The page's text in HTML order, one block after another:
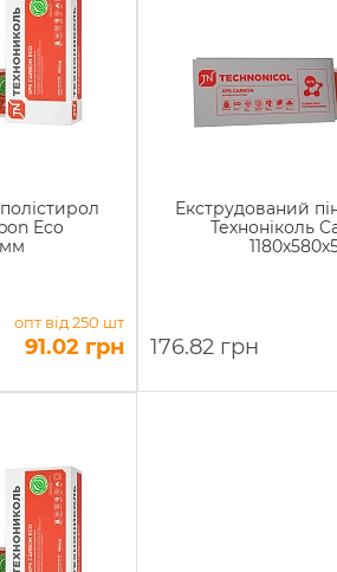
Eco
опт від 250 шт
91.02 грн
Екструдований
Техноніколь
176.82 грн